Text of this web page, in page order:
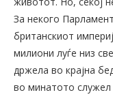
За некого
британскиот
милиони луѓе низ
држела во крајна
во минатото служел